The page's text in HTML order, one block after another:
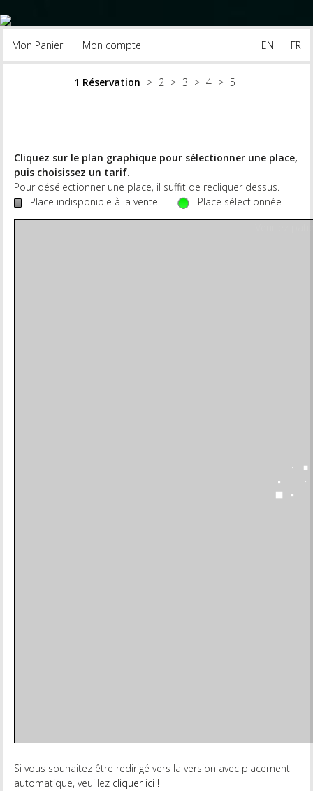
FR
EN
Mon Panier Mon compte
Réservation
Cliquez sur le plan graphique pour sélectionner une place,
puis choisissez un tarif.
Pour désélectionner une place, il suffit de recliquer dessus.
Place indisponible à la vente
Place sélectionnée
Si vous souhaitez être redirigé vers la version avec placement
automatique, veuillez cliquer ici !